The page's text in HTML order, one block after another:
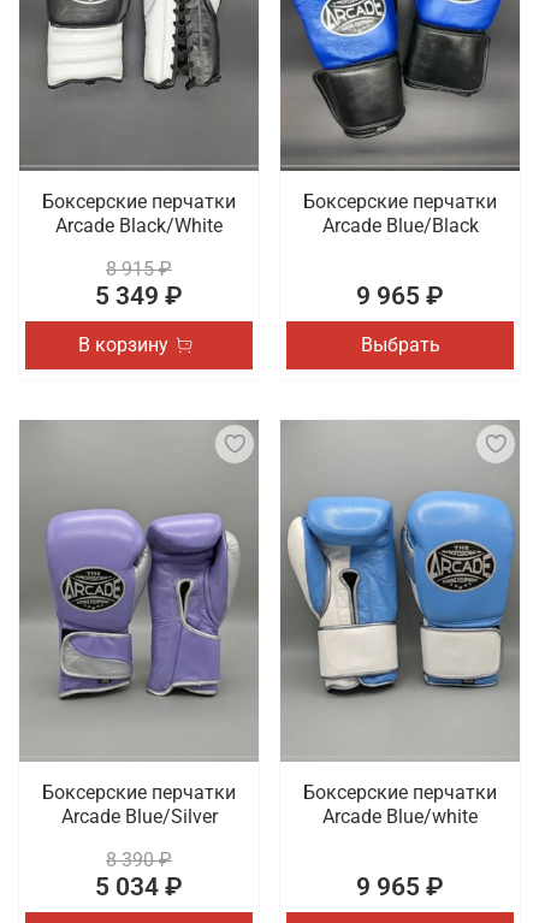
Боксерские перчатки
Arcade Black/White
8 915 ₽
5 349 ₽
В корзину
Боксерские перчатки
Arcade Blue/Black
9 965 ₽
Выбрать
Боксерские перчатки
Arcade Blue/Silver
8 390 ₽
5 034 ₽
Боксерские перчатки
Arcade Blue/white
9 965 ₽